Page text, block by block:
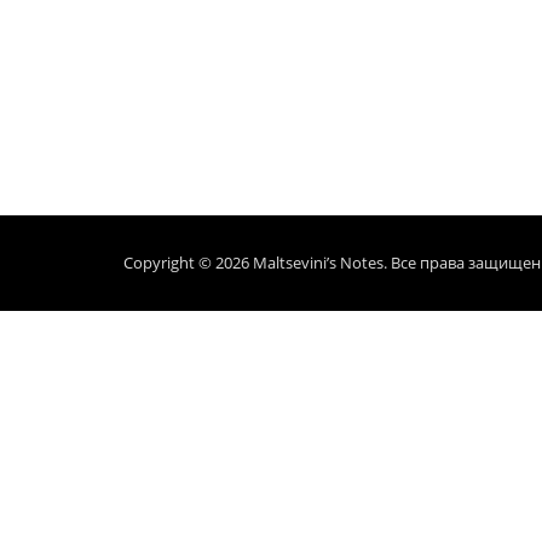
Copyright © 2026 Maltsevini’s Notes. Все права